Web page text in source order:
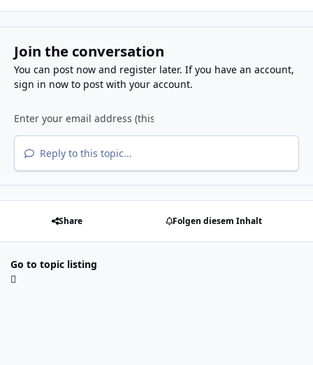
Join the conversation
You can post now and register later. If you have an account,
sign in nowto post with your account.
Reply to this topic...
Share Folgen diesem Inhalt
Go to topic listing